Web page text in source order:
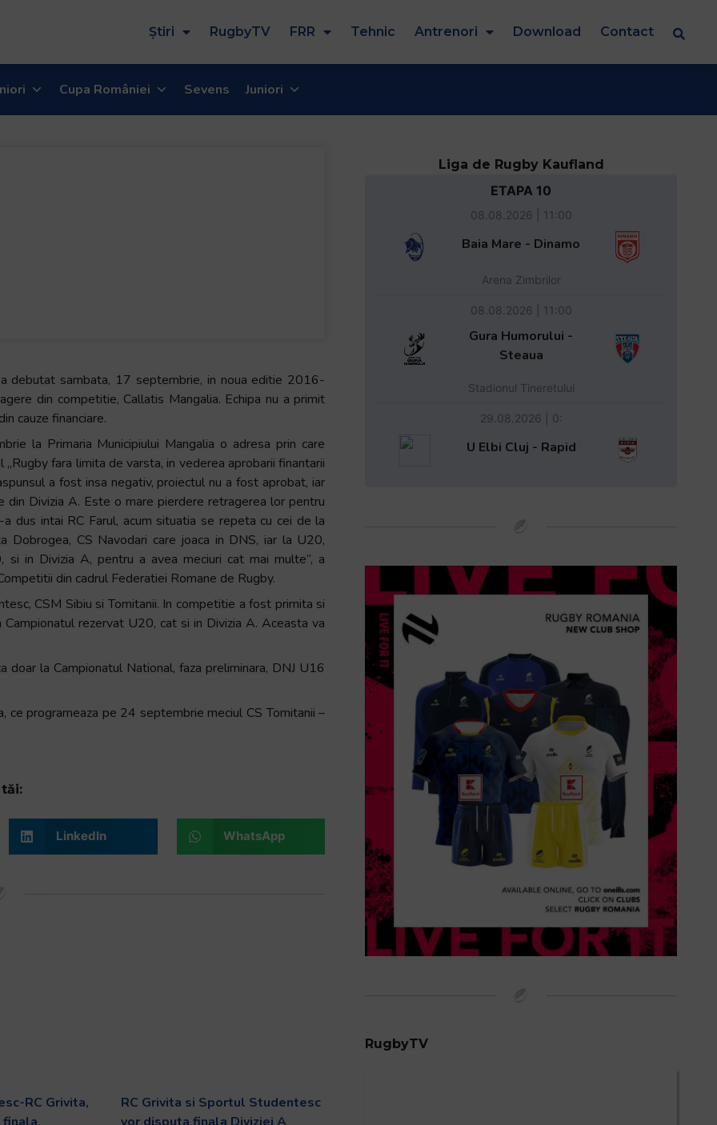
Știri RugbyTV FRR Tehnic Antrenori Download Contact
Cupa României Sevens Juniori
debutat sambata, 17 septembrie, in noua editie 2016-
din competitie, Callatis Mangalia. Echipa nu a primit
cauze financiare.
la Primaria Municipiului Mangalia o adresa prin care
fara limita de varsta, in vederea aprobarii finantarii
a fost insa negativ, proiectul nu a fost aprobat, iar
din Divizia A. Este o mare pierdere retragerea lor pentru
dus intai RC Farul, acum situatia se repeta cu cei de la
Dobrogea, CS Navodari care joaca in DNS, iar la U20,
si in Divizia A, pentru a avea meciuri cat mai multe”, a
din cadrul Federatiei Romane de Rugby.
CSM Sibiu si Tomitanii. In competitie a fost primita si
rezervat U20, cat si in Divizia A. Aceasta va
doar la Campionatul National, faza preliminara, DNJ U16
ce programeaza pe 24 septembrie meciul CS Tomitanii –
LinkedIn WhatsApp
RC Grivita,
RC Grivita si Sportul Studentesc
Liga de Rugby Kaufland
ETAPA 10
08.08.2026 | 11:00
Baia Mare - Dinamo
Arena Zimbrilor
08.08.2026 | 11:00
Gura Humorului -
Steaua
Stadionul Tineretului
29.08.2026 | 0:
U Elbi Cluj - Rapid
RugbyTV